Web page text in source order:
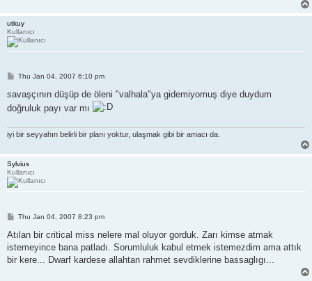
utkuy
Kullanıcı
P
s
Thu Jan 04, 2007 6:10 pm
savaşçının düşüp de öleni "valhala"ya gidemiyomuş diye duydum
doğruluk payı var mı
iyi bir seyyahın belirli bir planı yoktur, ulaşmak gibi bir amacı da.
Sylvius
Kullanıcı
P
s
Thu Jan 04, 2007 8:23 pm
Atılan bir critical miss nelere mal oluyor gorduk. Zarı kimse atmak
istemeyince bana patladı. Sorumluluk kabul etmek istemezdim ama attık
bir kere... Dwarf kardese allahtan rahmet sevdiklerine bassaglıgı...